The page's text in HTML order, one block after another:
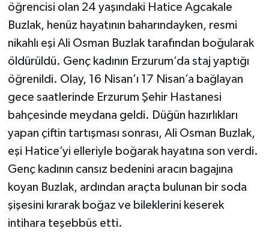
öğrencisi olan 24 yaşındaki Hatice Agcakale
Buzlak, henüz hayatının baharındayken, resmi
nikahlı eşi Ali Osman Buzlak tarafından boğularak
öldürüldü. Genç kadının Erzurum’da staj yaptığı
öğrenildi. Olay, 16 Nisan’ı 17 Nisan’a bağlayan
gece saatlerinde Erzurum Şehir Hastanesi
bahçesinde meydana geldi. Düğün hazırlıkları
yapan çiftin tartışması sonrası, Ali Osman Buzlak,
eşi Hatice’yi elleriyle boğarak hayatına son verdi.
Genç kadının cansız bedenini aracın bagajına
koyan Buzlak, ardından araçta bulunan bir soda
şişesini kırarak boğaz ve bileklerini keserek
intihara teşebbüs etti.